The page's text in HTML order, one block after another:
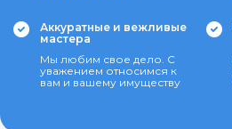
Аккуратные и вежливые
мастера
Мы любим свое дело. С
уважением относимся к
вам и вашему имуществу